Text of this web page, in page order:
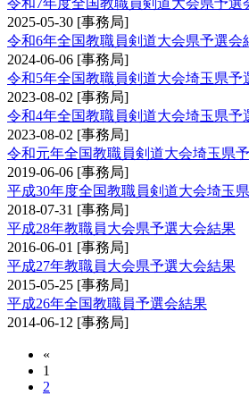
令和7年度全国教職員剣道大会県予選
2025-05-30 [事務局]
令和6年全国教職員剣道大会県予選会
2024-06-06 [事務局]
令和5年全国教職員剣道大会埼玉県予
2023-08-02 [事務局]
令和4年全国教職員剣道大会埼玉県予
2023-08-02 [事務局]
令和元年全国教職員剣道大会埼玉県
2019-06-06 [事務局]
平成30年度全国教職員剣道大会埼玉
2018-07-31 [事務局]
平成28年教職員大会県予選大会結果
2016-06-01 [事務局]
平成27年教職員大会県予選大会結果
2015-05-25 [事務局]
平成26年全国教職員予選会結果
2014-06-12 [事務局]
«
1
2